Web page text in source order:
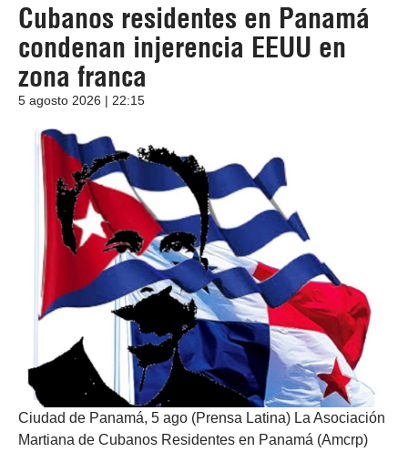
Cubanos residentes en Panamá
condenan injerencia EEUU en
zona franca
5 agosto 2026 | 22:15
Ciudad de Panamá, 5 ago (Prensa Latina) La Asociación
Martiana de Cubanos Residentes en Panamá (Amcrp)